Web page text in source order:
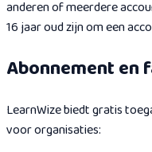
anderen of meerdere
16 jaar oud zijn om een
Abonnement en
LearnWize biedt gratis
voor organisaties: